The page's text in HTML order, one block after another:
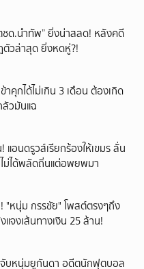
ชด.นำทัพ” ยิ่งน่าสลด! หลังคดี
ตัวล่าสุด ยิ่งหดหู่?!
าคุกได้ไม่เกิน 3 เดือน ต้องเกิด
ลัวมันแฉ
อนดรูวส์เรียกร้องให้เขมร ลั่น
ม่ได้พลัดถิ่นแต่อพยพมา
"หนุ่ม กรรชัย" โพสต์ตรงๆถึง
จงเส้นทางเงิน 25 ล้าน!
บหนุ่มยูกันดา อดีตนักฟุตบอล